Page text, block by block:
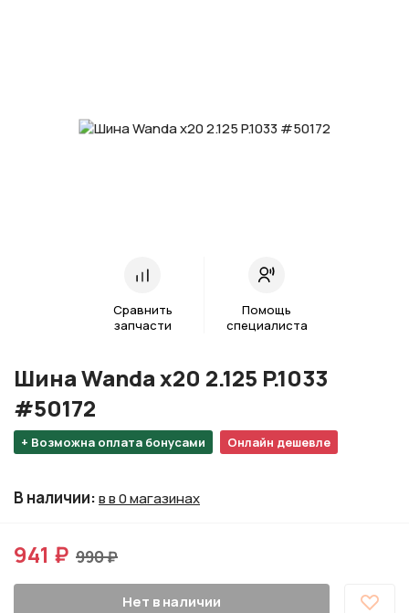
Сравнить
запчасти
Помощь
специалиста
+ Возможна оплата бонусами Онлайн дешевле
Шина Wanda х20 2.125 P.1033
#50172
В наличии:в в 0 магазинах
941 ₽ 990 ₽
Нет в наличии